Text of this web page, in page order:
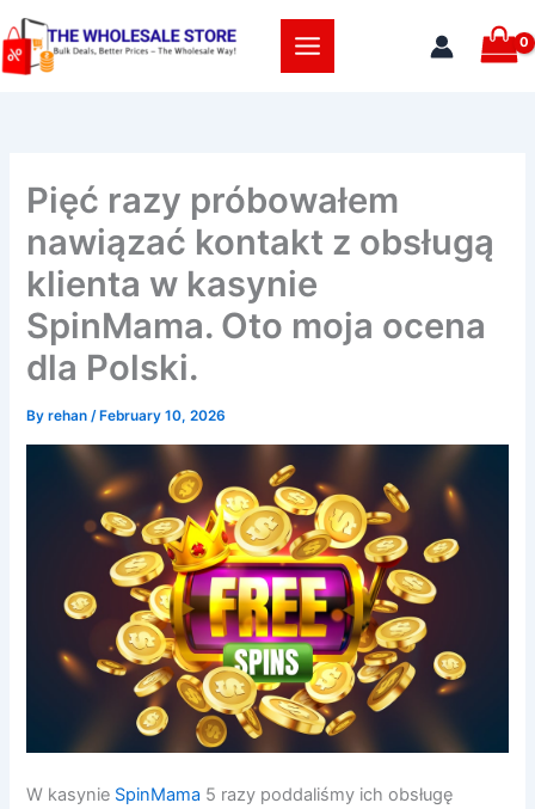
Skip
to
content
Pięć razy próbowałem
nawiązać kontakt z obsługą
klienta w kasynie
SpinMama. Oto moja ocena
dla Polski.
Byrehan/ February 10, 2026
W kasynie SpinMama 5 razy poddaliśmy ich obsługę